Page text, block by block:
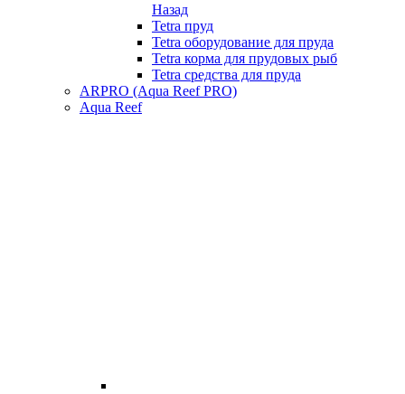
Назад
Tetra пруд
Tetra оборудование для пруда
Tetra корма для прудовых рыб
Tetra средства для пруда
ARPRO (Aqua Reef PRO)
Aqua Reef